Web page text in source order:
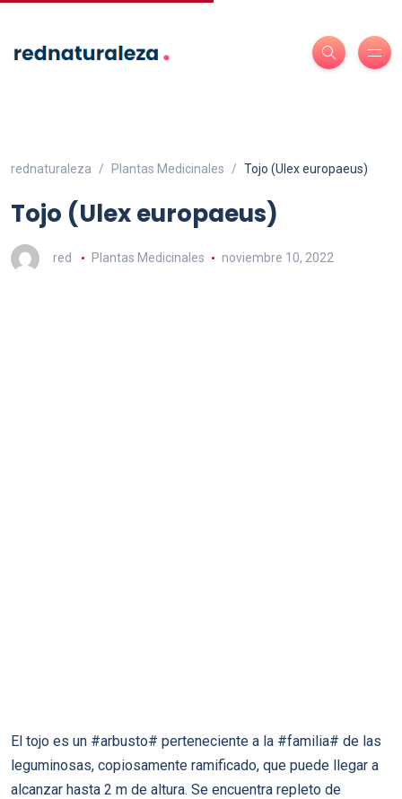
rednaturaleza Plantas Medicinales Tojo (Ulex europaeus)
Tojo (Ulex europaeus)
red Plantas Medicinales noviembre 10, 2022
El tojo es un #arbusto# perteneciente a la #familia# de las
leguminosas, copiosamente ramificado, que puede llegar a
alcanzar hasta 2 m de altura. Se encuentra repleto de